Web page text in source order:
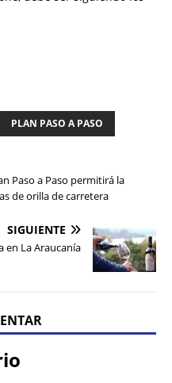
PLAN PASO A PASO
Paso a Paso permitirá la
de orilla de carretera
SIGUIENTE
en La Araucanía